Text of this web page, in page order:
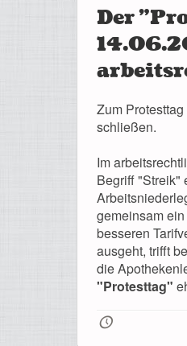
Der
Zum
schließen.
Im
Begriff "Streik"
gemeinsam
besseren
ausgeht, trifft
die
"Protesttag"
🕔